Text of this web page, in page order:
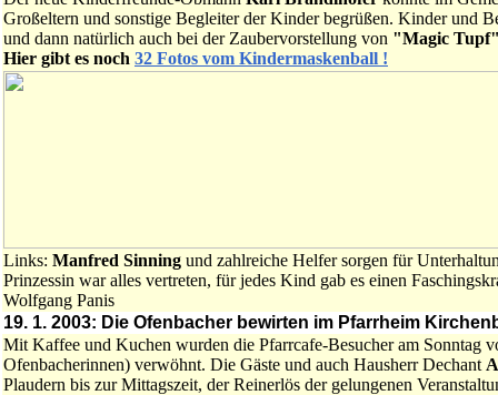
Großeltern und sonstige Begleiter der Kinder begrüßen. Kinder und
und dann natürlich auch bei der Zaubervorstellung von "Magic
Hier gibt es noch 32 Fotos vom Kindermaskenball !
Links: Manfred Sinning und zahlreiche Helfer sorgen für
Prinzessin war alles vertreten, für jedes Kind gab es einen
Wolfgang Panis
19. 1. 2003: Die Ofenbacher bewirten im Pfarrheim
Mit Kaffee und Kuchen wurden die Pfarrcafe-Besucher am Sonntag
Ofenbacherinnen) verwöhnt. Die Gäste und auch Hausherr Dechant
Plaudern bis zur Mittagszeit, der Reinerlös der gelungenen